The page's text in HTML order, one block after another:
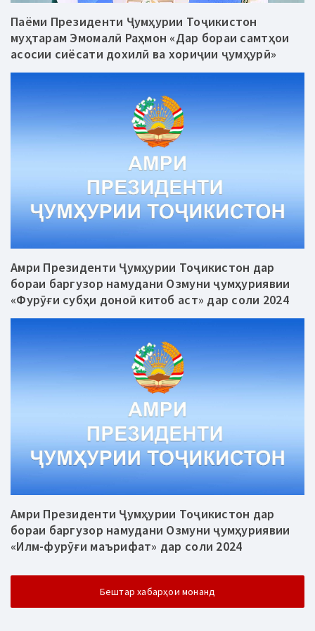
Паёми Президенти Ҷумҳурии Тоҷикистон
муҳтарам Эмомалӣ Раҳмон «Дар бораи самтҳои
асосии сиёсати дохилӣ ва хориҷии ҷумҳурӣ»
Амри Президенти Ҷумҳурии Тоҷикистон дар
бораи баргузор намудани Озмуни ҷумҳуриявии
«Фурӯғи субҳи доноӣ китоб аст» дар соли 2024
Амри Президенти Ҷумҳурии Тоҷикистон дар
бораи баргузор намудани Озмуни ҷумҳуриявии
«Илм-фурӯғи маърифат» дар соли 2024
Бештар хабарҳои монанд